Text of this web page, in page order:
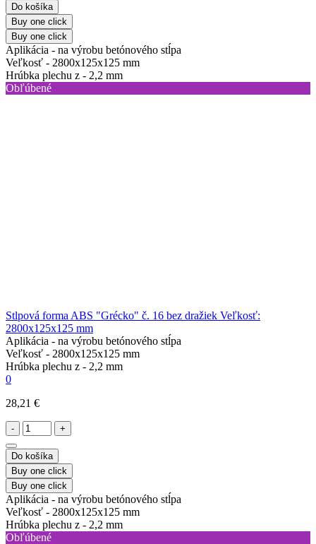
Do košíka
Buy one click
Buy one click
Aplikácia - na výrobu betónového stĺpa
Veľkosť - 2800х125х125 mm
Hrúbka plechu z - 2,2 mm
Obľúbené
Stlpová forma ABS "Grécko" č. 16 bez dražiek Veľkosť:
2800х125х125 mm
Aplikácia - na výrobu betónového stĺpa
Veľkosť - 2800х125х125 mm
Hrúbka plechu z - 2,2 mm
0
28,21 €
- +
Do košíka
Buy one click
Buy one click
Aplikácia - na výrobu betónového stĺpa
Veľkosť - 2800х125х125 mm
Hrúbka plechu z - 2,2 mm
Obľúbené